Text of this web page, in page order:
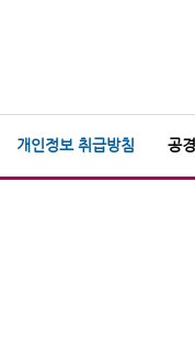
개인정보 취급방침 공